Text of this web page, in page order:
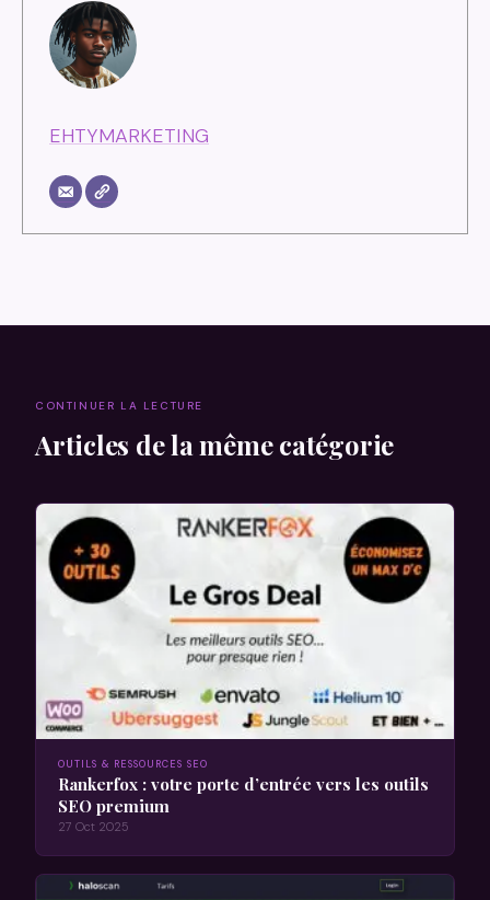
EHTYMARKETING
CONTINUER LA LECTURE
Articles de la même catégorie
OUTILS & RESSOURCES SEO
Rankerfox : votre porte d’entrée vers les outils
SEO premium
27 Oct 2025